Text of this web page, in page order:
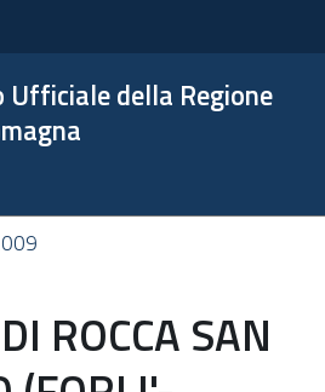
della Regione
ROCCA SAN